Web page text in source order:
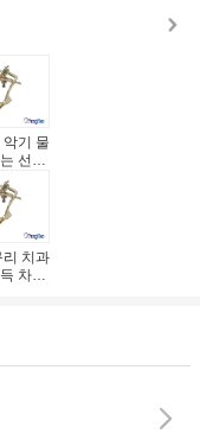
악기 물
선택 3
가능
합니
리 치과
차있